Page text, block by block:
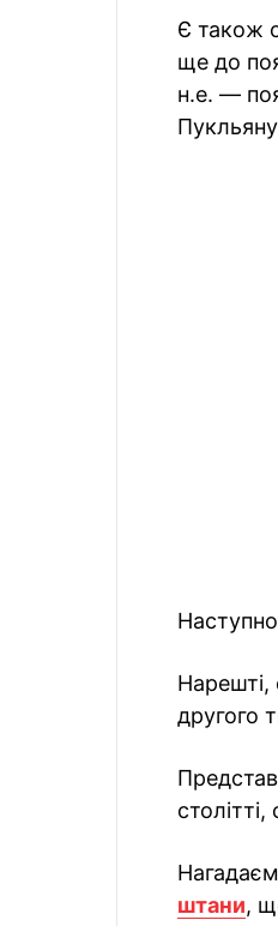
Є також
ще до
н.е. —
Нарешті,
другого
штани,